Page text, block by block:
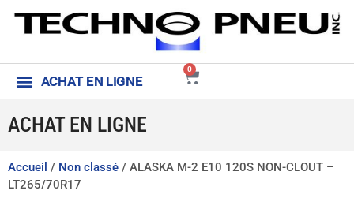
0
ACHAT EN LIGNE
ACHAT EN LIGNE
Accueil / Non classé / ALASKA M-2 E10 120S NON-CLOUT –
LT265/70R17